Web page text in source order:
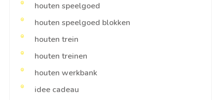
houten speelgoed
houten speelgoed blokken
houten trein
houten treinen
houten werkbank
idee cadeau